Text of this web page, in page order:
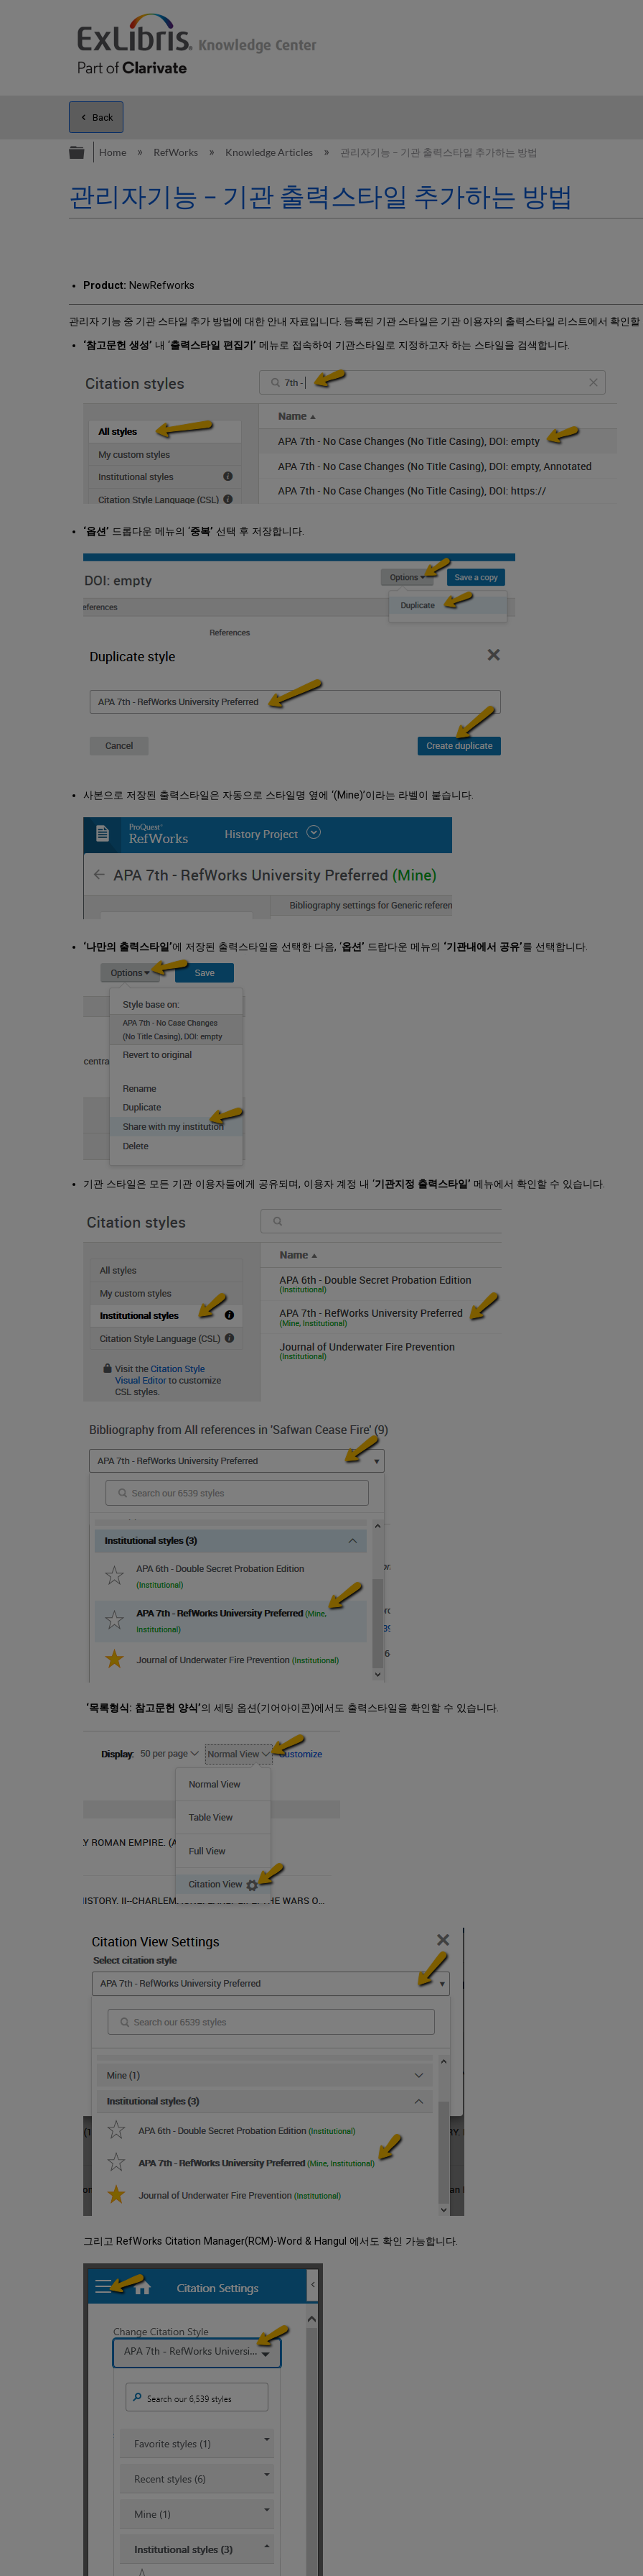
Back
Expand/collapse global hierarchy
Home RefWorks Knowledge Articles 관리자기능 – 기관 출력스타일 추가하는 방법
관리자기능 – 기관 출력스타일 추가하는 방법
Product: NewRefworks
관리자 기능 중 기관 스타일 추가 방법에 대한 안내 자료입니다. 등록된 기관 스타일은 기관 이용자의 출력스타일 리스트에서 확인
‘참고문헌 생성’ 내 ‘출력스타일 편집기’ 메뉴로 접속하여 기관스타일로 지정하고자 하는 스타일을 검색합니다.
‘옵션’ 드롭다운 메뉴의 ‘중복’ 선택 후 저장합니다.
사본으로 저장된 출력스타일은 자동으로 스타일명 옆에 ‘(Mine)’이라는 라벨이 붙습니다.
‘나만의 출력스타일’에 저장된 출력스타일을 선택한 다음, ‘옵션’ 드랍다운 메뉴의 ‘기관내에서 공유’를 선택합니다.
기관 스타일은 모든 기관 이용자들에게 공유되며, 이용자 계정 내 ‘기관지정 출력스타일’ 메뉴에서 확인할 수 있습니다.
‘목록형식: 참고문헌 양식’의 세팅 옵션(기어아이콘)에서도 출력스타일을 확인할 수 있습니다.
그리고 RefWorks Citation Manager(RCM)-Word & Hangul 에서도 확인 가능합니다.